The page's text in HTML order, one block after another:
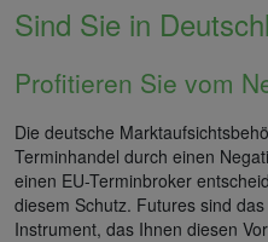
Sind Sie in
Profitieren Sie vom
Die deutsche
Terminhandel durch einen
einen EU-Terminbroker
diesem Schutz. Futures sind
Instrument, das Ihnen diesen